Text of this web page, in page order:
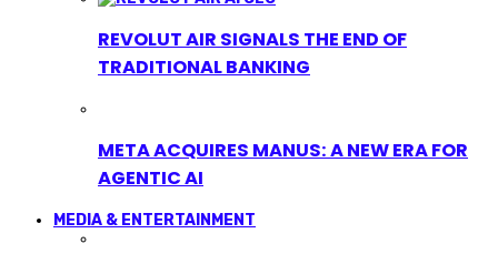
REVOLUT AIR SIGNALS THE END OF
TRADITIONAL BANKING
META ACQUIRES MANUS: A NEW ERA FOR
AGENTIC AI
MEDIA & ENTERTAINMENT